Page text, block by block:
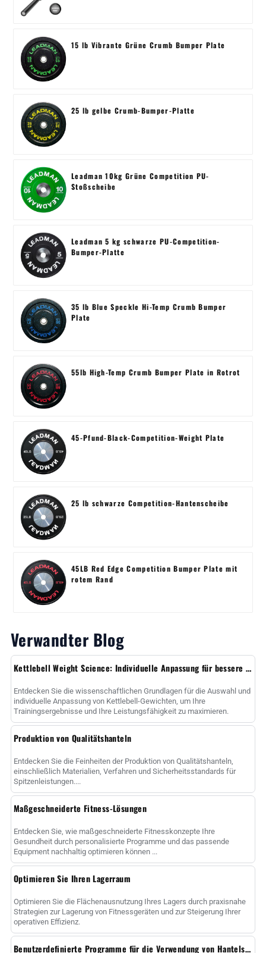
15 lb Vibrante Grüne Crumb Bumper Plate
25 lb gelbe Crumb-Bumper-Platte
Leadman 10kg Grüne Competition PU-
Stoßscheibe
Leadman 5 kg schwarze PU-Competition-
Bumper-Platte
35 lb Blue Speckle Hi-Temp Crumb Bumper
Plate
55lb High-Temp Crumb Bumper Plate in Rotrot
45-Pfund-Black-Competition-Weight Plate
25 lb schwarze Competition-Hantenscheibe
45LB Red Edge Competition Bumper Plate mit
rotem Rand
Verwandter Blog
Kettlebell Weight Science: Individuelle Anpassung für bessere Ergebnisse
Entdecken Sie die wissenschaftlichen Grundlagen für die Auswahl und
individuelle Anpassung von Kettlebell-Gewichten, um Ihre
Trainingsergebnisse und Ihre Leistungsfähigkeit zu maximieren.
Produktion von Qualitätshanteln
Entdecken Sie die Feinheiten der Produktion von Qualitätshanteln,
einschließlich Materialien, Verfahren und Sicherheitsstandards für
Spitzenleistungen....
Maßgeschneiderte Fitness-Lösungen
Entdecken Sie, wie maßgeschneiderte Fitnesskonzepte Ihre
Gesundheit durch personalisierte Programme und das passende
Equipment nachhaltig optimieren können ...
Optimieren Sie Ihren Lagerraum
Optimieren Sie die Flächenausnutzung Ihres Lagers durch praxisnahe
Strategien zur Lagerung von Fitnessgeräten und zur Steigerung Ihrer
operativen Effizienz.
Benutzerdefinierte Programme für die Verwendung von Hantelscheiben